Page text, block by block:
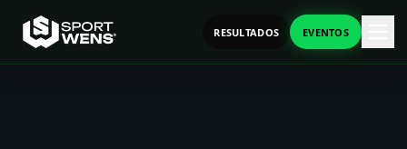
RESULTADOS EVENTOS